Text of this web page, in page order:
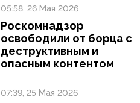
05:58, 26 Мая 2026
Роскомнадзор
освободили от борца с
деструктивным и
опасным контентом
07:39, 25 Мая 2026